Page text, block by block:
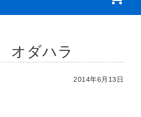
ハラ
2014年6月13日